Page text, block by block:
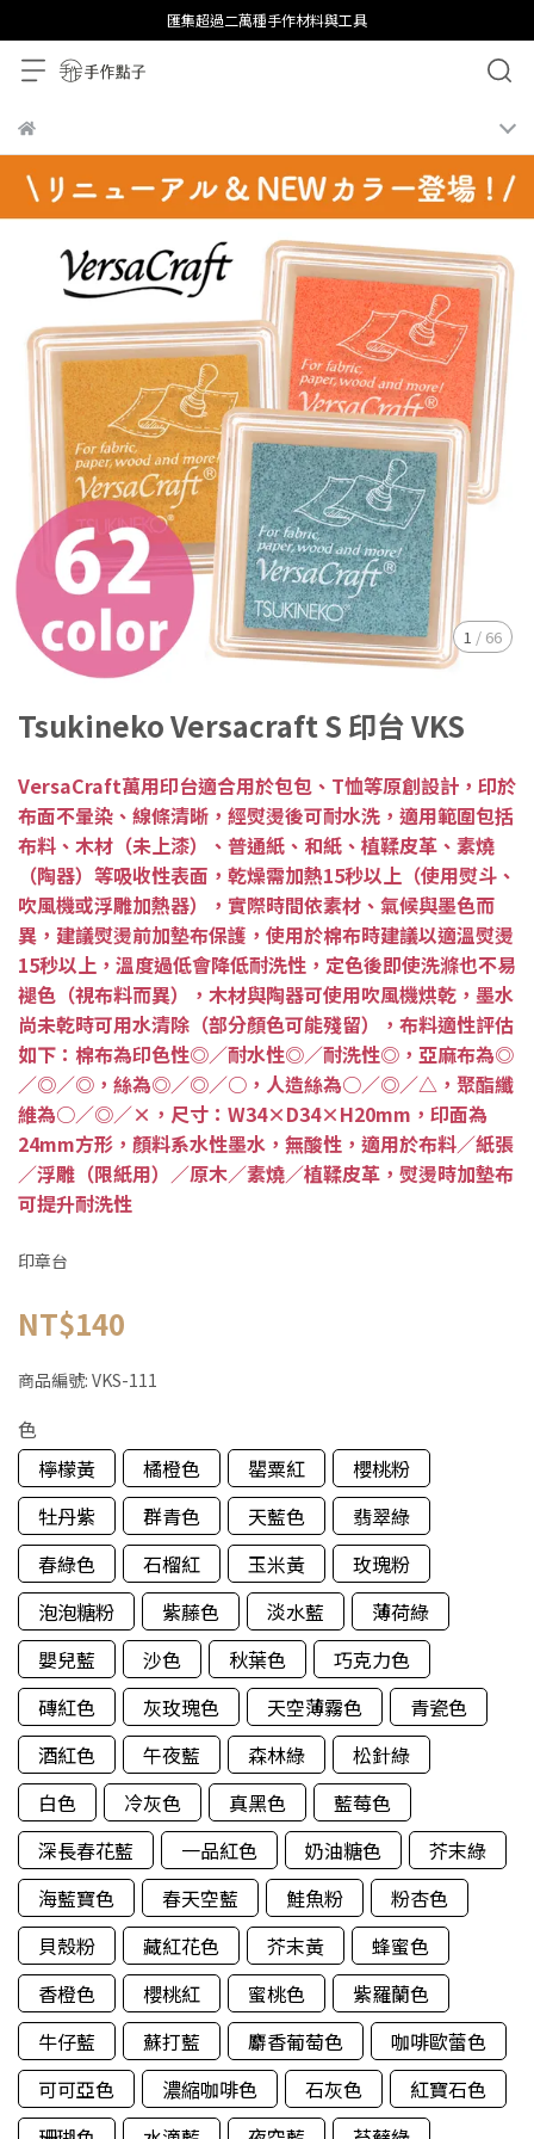
匯集超過二萬種手作材料與工具
1 / 66
Tsukineko Versacraft S 印台 VKS
VersaCraft萬用印台適合用於包包、T恤等原創設計，印於
布面不暈染、線條清晰，經熨燙後可耐水洗，適用範圍包括
布料、木材（未上漆）、普通紙、和紙、植鞣皮革、素燒
（陶器）等吸收性表面，乾燥需加熱15秒以上（使用熨斗、
吹風機或浮雕加熱器），實際時間依素材、氣候與墨色而
異，建議熨燙前加墊布保護，使用於棉布時建議以適溫熨燙
15秒以上，溫度過低會降低耐洗性，定色後即使洗滌也不易
褪色（視布料而異），木材與陶器可使用吹風機烘乾，墨水
尚未乾時可用水清除（部分顏色可能殘留），布料適性評估
如下：棉布為印色性◎／耐水性◎／耐洗性◎，亞麻布為◎
／◎／◎，絲為◎／◎／○，人造絲為○／◎／△，聚酯纖
維為○／◎／×，尺寸：W34×D34×H20mm，印面為
24mm方形，顏料系水性墨水，無酸性，適用於布料／紙張
／浮雕（限紙用）／原木／素燒／植鞣皮革，熨燙時加墊布
可提升耐洗性
印章台
NT$140
商品編號: VKS-111
色
檸檬黃
橘橙色 罌粟紅
櫻桃粉
牡丹紫
群青色 天藍色
翡翠綠
春綠色
石榴紅 玉米黃
玫瑰粉
泡泡糖粉
紫藤色 淡水藍
薄荷綠
嬰兒藍
沙色 秋葉色
巧克力色
磚紅色
灰玫瑰色 天空薄霧色
青瓷色
酒紅色
午夜藍 森林綠
松針綠
白色
冷灰色 真黑色
藍莓色
深長春花藍
一品紅色 奶油糖色
芥末綠
海藍寶色
春天空藍 鮭魚粉
粉杏色
貝殼粉
藏紅花色 芥末黃
蜂蜜色
香橙色
櫻桃紅 蜜桃色
紫羅蘭色
牛仔藍
蘇打藍 麝香葡萄色
咖啡歐蕾色
可可亞色
濃縮咖啡色 石灰色
紅寶石色